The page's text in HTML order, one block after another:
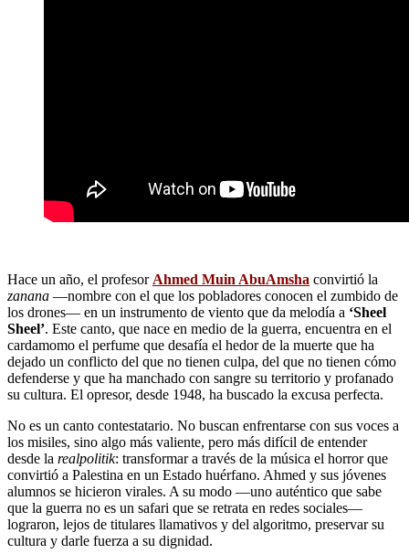
Hace un año, el profesor Ahmed Muin AbuAmsha convirtió la
zanana —nombre con el que los pobladores conocen el zumbido de
los drones— en un instrumento de viento que da melodía a ‘Sheel
Sheel’. Este canto, que nace en medio de la guerra, encuentra en el
cardamomo el perfume que desafía el hedor de la muerte que ha
dejado un conflicto del que no tienen culpa, del que no tienen cómo
defenderse y que ha manchado con sangre su territorio y profanado
su cultura. El opresor, desde 1948, ha buscado la excusa perfecta.
No es un canto contestatario. No buscan enfrentarse con sus voces a
los misiles, sino algo más valiente, pero más difícil de entender
desde la realpolitik: transformar a través de la música el horror que
convirtió a Palestina en un Estado huérfano. Ahmed y sus jóvenes
alumnos se hicieron virales. A su modo —uno auténtico que sabe
que la guerra no es un safari que se retrata en redes sociales—
lograron, lejos de titulares llamativos y del algoritmo, preservar su
cultura y darle fuerza a su dignidad.